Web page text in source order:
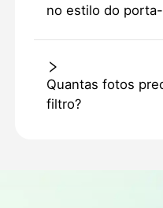
no estilo do
Quantas fotos
filtro?